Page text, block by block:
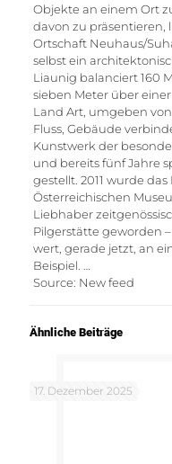
Objekte an einem Ort
davon zu präsentieren,
Ortschaft Neuhaus/
selbst ein
Liaunig balanciert 160
sieben Meter über
Land Art, umgeben
Fluss, Gebäude
Kunstwerk der
und bereits fünf Jahre
gestellt. 2011 wurde
Österreichischen
Liebhaber
Pilgerstätte geworden
wert, gerade jetzt, an
Beispiel. …
Source: New feed
Ähnliche Beiträge
17. Dezember 2025